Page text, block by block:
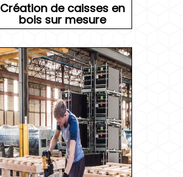
Création de caisses en
bois sur mesure